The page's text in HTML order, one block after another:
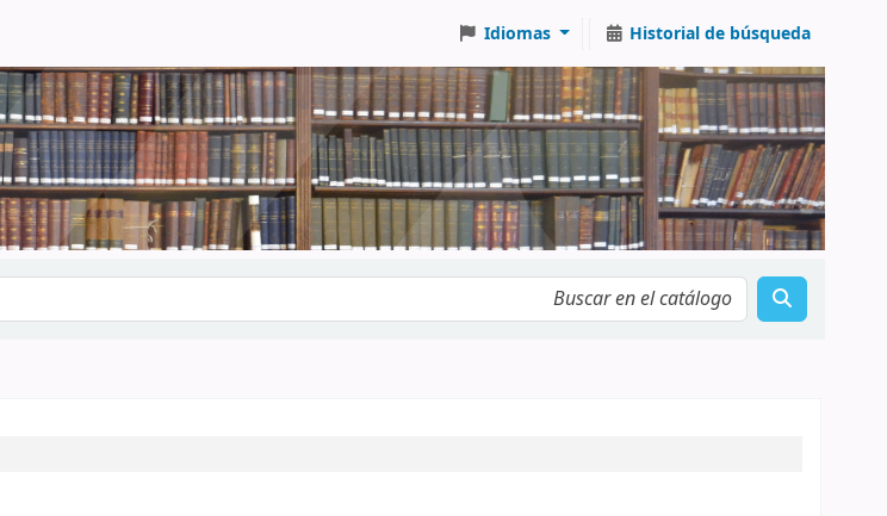
Idiomas Historial de búsqueda